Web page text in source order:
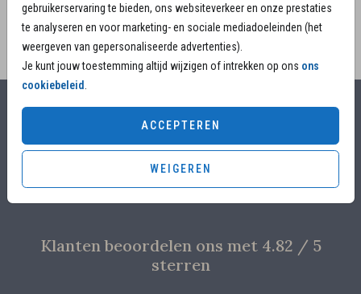
gebruikerservaring te bieden, ons websiteverkeer en onze prestaties
te analyseren en voor marketing- en sociale mediadoeleinden (het
weergeven van gepersonaliseerde advertenties).
Je kunt jouw toestemming altijd wijzigen of intrekken op ons ons
cookiebeleid
ACCEPTEREN
WEIGEREN
Alles voor jouw moment
Overleg met designers van de ontwerpstudio
Proefdruk voor €4,95
Klanten beoordelen ons met 4.82 / 5
sterren